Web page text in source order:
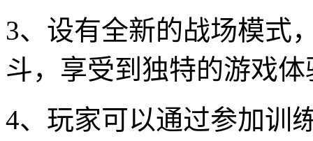
3、设有全新的战场模式
斗，享受到独特的游戏体
4、玩家可以通过参加训